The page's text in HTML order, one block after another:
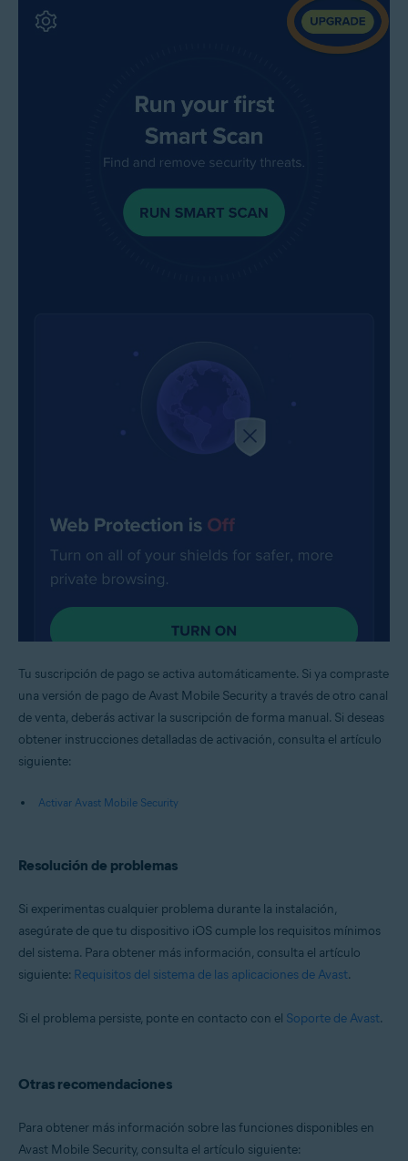
Tu suscripción de pago se activa automáticamente. Si ya compraste
una versión de pago de Avast Mobile Security a través de otro canal
de venta, deberás activar la suscripción de forma manual. Si deseas
obtener instrucciones detalladas de activación, consulta el artículo
siguiente:
Activar Avast Mobile Security
Resolución de problemas
Si experimentas cualquier problema durante la instalación,
asegúrate de que tu dispositivo iOS cumple los requisitos mínimos
del sistema. Para obtener más información, consulta el artículo
siguiente: Requisitos del sistema de las aplicaciones de Avast.
Si el problema persiste, ponte en contacto con el Soporte de Avast.
Otras recomendaciones
Para obtener más información sobre las funciones disponibles en
Avast Mobile Security, consulta el artículo siguiente: